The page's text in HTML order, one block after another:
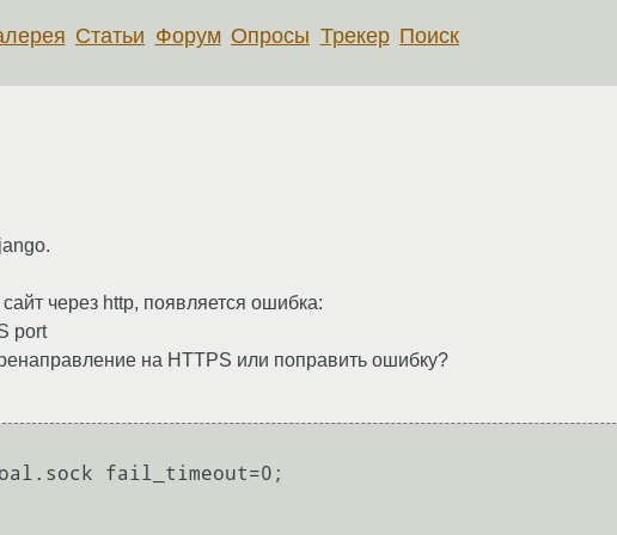
Статьи Форум Опросы Трекер Поиск
через http, появляется ошибка:
port
на HTTPS или поправить ошибку?